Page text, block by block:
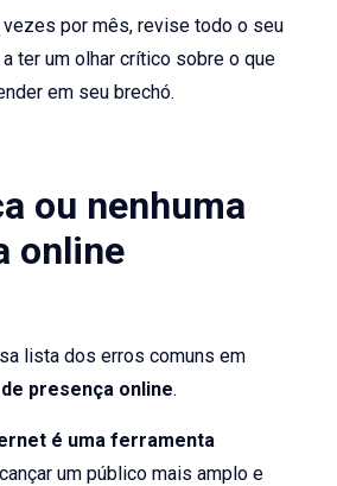
por mês, revise todo o seu
ter um olhar crítico sobre o que
em seu brechó.
ou nenhuma
online
lista dos erros comuns em
presença online.
é uma ferramenta
um público mais amplo e